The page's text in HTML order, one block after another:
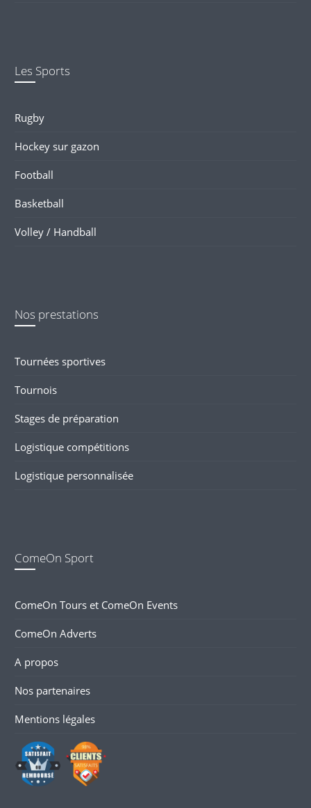
Les Sports
Rugby
Hockey sur gazon
Football
Basketball
Volley / Handball
Nos prestations
Tournées sportives
Tournois
Stages de préparation
Logistique compétitions
Logistique personnalisée
ComeOn Sport
ComeOn Tours et ComeOn Events
ComeOn Adverts
A propos
Nos partenaires
Mentions légales